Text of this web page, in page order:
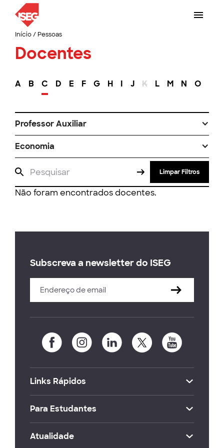
Início/ Pessoas
Docentes
A B C D E F G H I J K L M N O
Professor Auxiliar
Economia
Limpar Filtros
Não foram encontrados docentes.
Subscreva a newsletter do ISEG
Links Rápidos
Para Estudantes
Atualidade